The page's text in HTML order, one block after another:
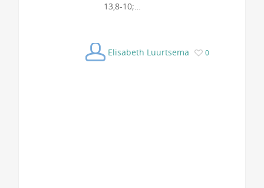
13,8-10;…
Elisabeth Luurtsema 0